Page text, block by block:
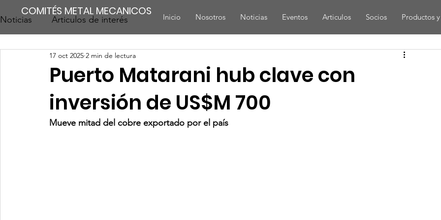
COMITÉS METAL MECANICOS Inicio Nosotros Noticias Eventos Articulos Socios Productos
Noticias Articulos de interés
Puerto Matarani hub clave con
inversión de US$M 700
17 oct 2025 2 min de lectura
Mueve mitad del cobre exportado por el país